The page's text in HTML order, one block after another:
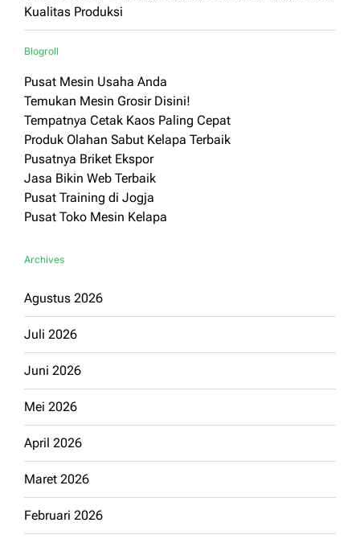
Kualitas Produksi
Blogroll
Pusat Mesin Usaha Anda
Temukan Mesin Grosir Disini!
Tempatnya Cetak Kaos Paling Cepat
Produk Olahan Sabut Kelapa Terbaik
Pusatnya Briket Ekspor
Jasa Bikin Web Terbaik
Pusat Training di Jogja
Pusat Toko Mesin Kelapa
Archives
Agustus 2026
Juli 2026
Juni 2026
Mei 2026
April 2026
Maret 2026
Februari 2026